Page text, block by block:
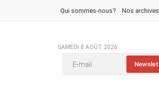
Qui sommes-nous? Nos archives
SAMEDI 8 AOÛT 2026